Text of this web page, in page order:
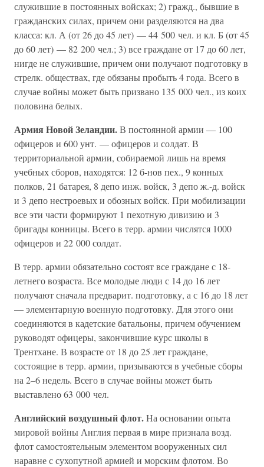
служившие в постоянных войсках; 2) гражд., бывшие в
гражданских силах, причем они разделяются на два
класса: кл. А (от 26 до 45 лет) — 44 500 чел. и кл. Б (от 45
до 60 лет) — 82 200 чел.; 3) все граждане от 17 до 60 лет,
нигде не служившие, причем они получают подготовку в
стрелк. обществах, где обязаны пробыть 4 года. Всего в
случае войны может быть призвано 135 000 чел., из коих
половина белых.
Армия Новой Зеландии.В постоянной армии — 100
офицеров и 600 унт. — офицеров и солдат. В
территориальной армии, собираемой лишь на время
учебных сборов, находятся: 12 б-нов пех., 9 конных
полков, 21 батарея, 8 депо инж. войск, 3 депо ж.-д. войск
и 3 депо нестроевых и обозных войск. При мобилизации
все эти части формируют 1 пехотную дивизию и 3
бригады конницы. Всего в терр. армии числятся 1000
офицеров и 22 000 солдат.
В терр. армии обязательно состоят все граждане с 18-
летнего возраста. Все молодые люди с 14 до 16 лет
получают сначала предварит. подготовку, а с 16 до 18 лет
— элементарную военную подготовку. Для этого они
соединяются в кадетские батальоны, причем обучением
руководят офицеры, закончившие курс школы в
Трентхане. В возрасте от 18 до 25 лет граждане,
состоящие в терр. армии, призываются в учебные сборы
на 2–6 недель. Всего в случае войны может быть
выставлено 63 000 чел.
Английский воздушный флот.На основании опыта
мировой войны Англия первая в мире признала возд.
флот самостоятельным элементом вооруженных сил
наравне с сухопутной армией и морским флотом. Во